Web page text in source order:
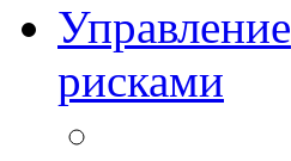
Управление
рисками